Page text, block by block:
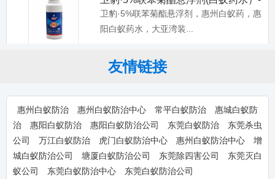
惠州惠阳大亚湾装修预
卫豹·5%联苯菊酯悬浮剂，惠州白蚁药，惠
阳白蚁药水，大亚湾装...
卫豹·10%吡虫啉悬浮剂-惠州淡水装
100倍,惠州淡水装...
卫豹·卫喜2.5%氟虫腈悬浮剂-惠州装
修预防白蚁杀白药品-
卫豹·卫喜2.5%氟虫腈悬浮剂,惠州装修预
友情链接
惠州白蚁防治 惠州白蚁防治中心 常平白蚁防治
惠城白蚁防
治
惠阳白蚁防治 惠阳白蚁防治公司 东莞白蚁防治
东莞杀虫
公司
万江白蚁防治 虎门白蚁防治中心 惠州白蚁防治中心
增
城白蚁防治公司
塘厦白蚁防治公司 东莞除四害公司
东莞灭白
蚁公司
东莞白蚁防治中心 东莞白蚁防治公司